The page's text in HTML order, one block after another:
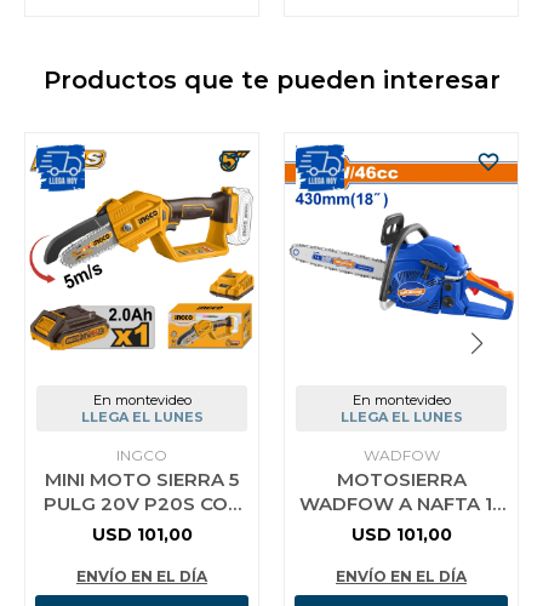
Productos que te pueden interesar
En montevideo
LLEGA EL LUNES
INGCO
MINI MOTO SIERRA 5
PULG 20V P20S CON
BAT Y CARGA INGCO
USD 101,00
ENVÍO EN EL DÍA
En montevideo
LLEGA EL LUNES
WADFOW
MOTOSIERRA
WADFOW A NAFTA 18
PULG 1.8 KW 46CC
USD 101,00
ENVÍO EN EL DÍA